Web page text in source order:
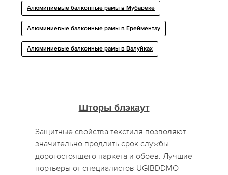
Алюминиевые балконные рамы в Мубареке
Алюминиевые балконные рамы в Ерейментау
Алюминиевые балконные рамы в Валуйках
Шторы блэкаут
Защитные свойства текстиля позволяют
значительно продлить срок службы
дорогостоящего паркета и обоев. Лучшие
портьеры от специалистов UGIBDDMO